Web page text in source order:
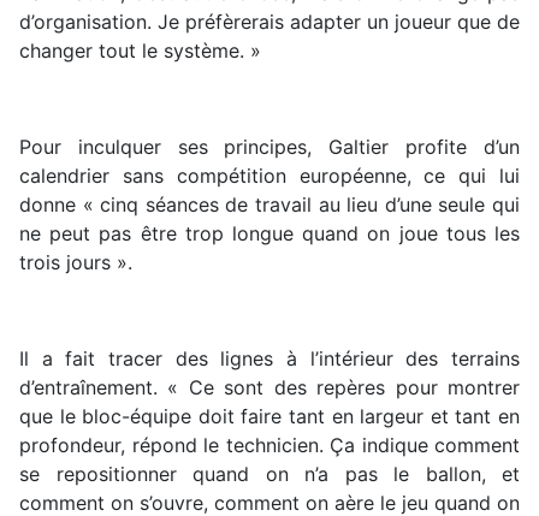
d’organisation. Je préfèrerais adapter un joueur que de
changer tout le système. »
Pour inculquer ses principes, Galtier profite d’un
calendrier sans compétition européenne, ce qui lui
donne « cinq séances de travail au lieu d’une seule qui
ne peut pas être trop longue quand on joue tous les
trois jours ».
Il a fait tracer des lignes à l’intérieur des terrains
d’entraînement. « Ce sont des repères pour montrer
que le bloc-équipe doit faire tant en largeur et tant en
profondeur, répond le technicien. Ça indique comment
se repositionner quand on n’a pas le ballon, et
comment on s’ouvre, comment on aère le jeu quand on